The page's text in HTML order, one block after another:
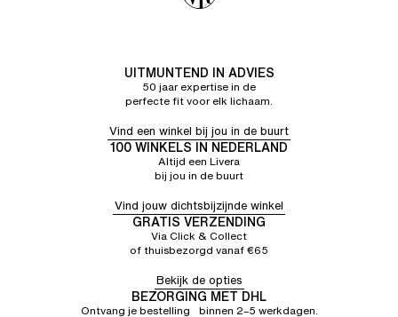
UITMUNTEND IN ADVIES
50 jaar expertise in de
perfecte fit voor elk lichaam.
Vind een winkel bij jou in de buurt
100 WINKELS IN NEDERLAND
Altijd een Livera
bij jou in de buurt
Vind jouw dichtsbijzijnde winkel
GRATIS VERZENDING
Via Click & Collect
of thuisbezorgd vanaf €65
Bekijk de opties
BEZORGING MET DHL
Ontvang je bestelling binnen 2–5 werkdagen.